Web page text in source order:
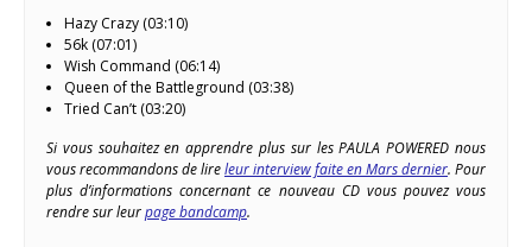
Hazy Crazy (03:10)
56k (07:01)
Wish Command (06:14)
Queen of the Battleground (03:38)
Tried Can’t (03:20)
Si vous souhaitez en apprendre plus sur les PAULA POWERED nous
vous recommandons de lireleur interview faite en Mars dernier. Pour
plus d’informations concernant ce nouveau CD vous pouvez vous
rendre sur leurpage bandcamp.